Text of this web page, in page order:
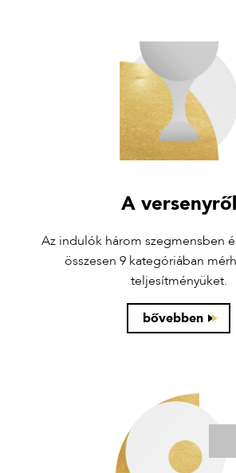
A versenyről
Az indulók három szegmensben
összesen 9 kategóriában
teljesítményüket.
bővebben